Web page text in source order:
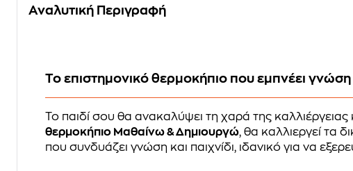
Αναλυτική Περιγραφή
Το επιστημονικό θερμοκήπιο που εμπνέει γνώση
Το παιδί σου θα ανακαλύψει τη χαρά της
θερμοκήπιο Μαθαίνω & Δημιουργώ, θα καλλιεργεί τα
που συνδυάζει γνώση και παιχνίδι, ιδανικό για να